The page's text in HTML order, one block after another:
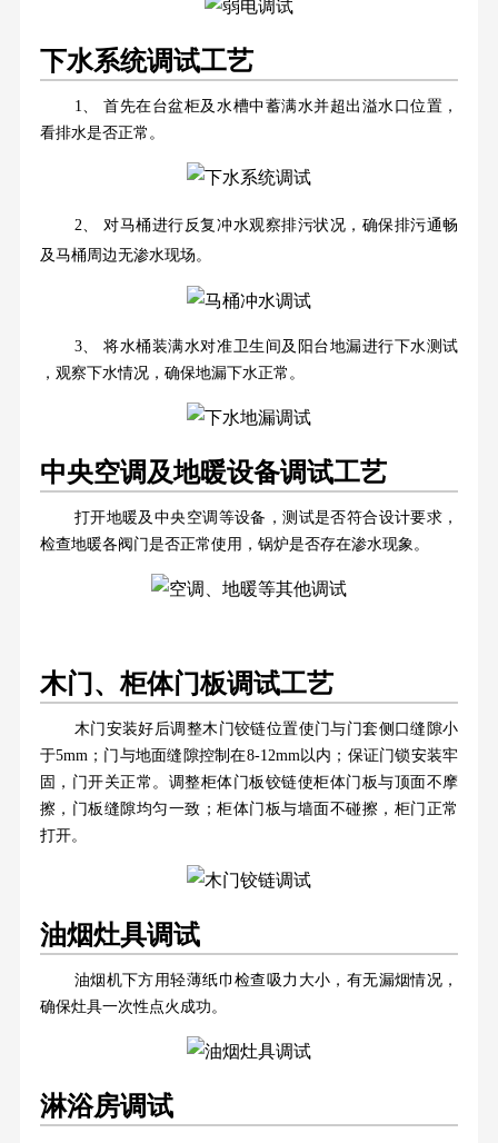
下水系统调试工艺
1、 首先在台盆柜及水槽中蓄满水并超出溢水口位置，
看排水是否正常。
2、 对马桶进行反复冲水观察排污状况，确保排污通畅
及马桶周边无渗水现场。
3、 将水桶装满水对准卫生间及阳台地漏进行下水测试
，观察下水情况，确保地漏下水正常。
中央空调及地暖设备调试工艺
打开地暖及中央空调等设备，测试是否符合设计要求，
检查地暖各阀门是否正常使用，锅炉是否存在渗水现象。
木门、柜体门板调试工艺
木门安装好后调整木门铰链位置使门与门套侧口缝隙小
于5mm；门与地面缝隙控制在8-12mm以内；保证门锁安装牢
固，门开关正常。调整柜体门板铰链使柜体门板与顶面不摩
擦，门板缝隙均匀一致；柜体门板与墙面不碰擦，柜门正常
打开。
油烟灶具调试
油烟机下方用轻薄纸巾检查吸力大小，有无漏烟情况，
确保灶具一次性点火成功。
淋浴房调试